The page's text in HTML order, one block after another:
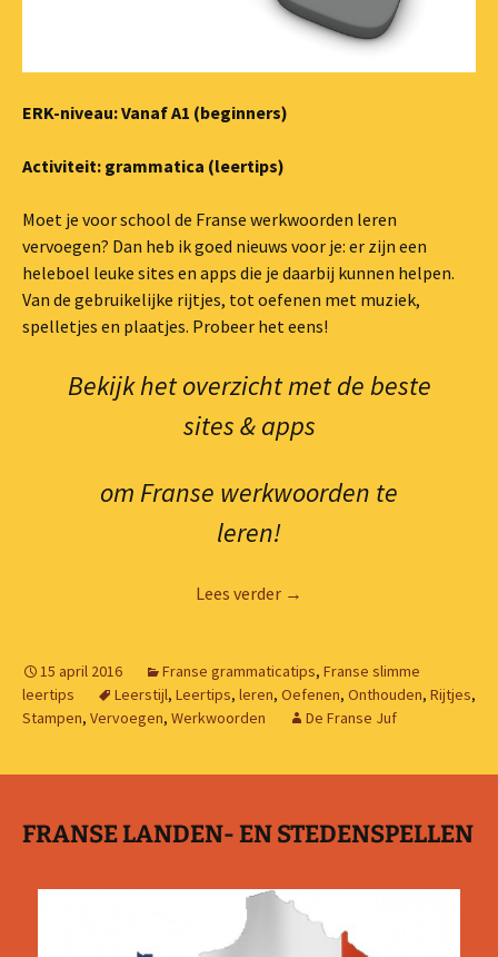
ERK-niveau: Vanaf A1 (beginners)
Activiteit: grammatica (leertips)
Moet je voor school de Franse werkwoorden leren
vervoegen? Dan heb ik goed nieuws voor je: er zijn een
heleboel leuke sites en apps die je daarbij kunnen helpen.
Van de gebruikelijke rijtjes, tot oefenen met muziek,
spelletjes en plaatjes. Probeer het eens!
Bekijk het overzicht met de beste
sites & apps
om Franse werkwoorden te
leren!
Lees verder Franse werkwoorden leren
→
15 april 2016 Franse grammaticatips, Franse slimme
leertips
Leerstijl, Leertips, leren, Oefenen, Onthouden, Rijtjes,
Stampen, Vervoegen, Werkwoorden De Franse Juf
FRANSE LANDEN- EN STEDENSPELLEN